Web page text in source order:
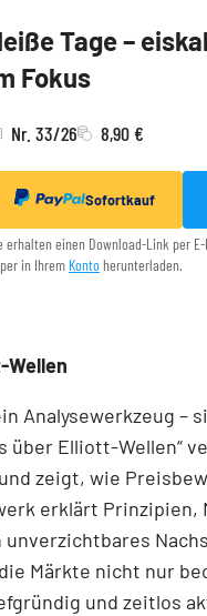
Tage –
Fokus
Nr. 33/26 8,90 €
Sofortkauf
erhalten einen Download-Link per
in Ihrem Konto herunterladen.
Analysewerkzeug –
über Elliott-Wellen“
zeigt, wie
erklärt Prinzipien,
Märkte nicht nur
und zeitlos